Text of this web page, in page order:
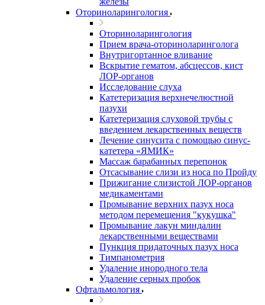
Оториноларингология
Оториноларингология
Прием врача-оториноларинголога
Внутригортанное вливание
Вскрытие гематом, абсцессов, кист
ЛОР-органов
Исследование слуха
Катетеризация верхнечелюстной
пазухи
Катетеризация слуховой трубы с
введением лекарственных веществ
Лечение синусита с помощью синус-
катетера «ЯМИК»
Массаж барабанных перепонок
Отсасывание слизи из носа по Пройду
Прижигание слизистой ЛОР-органов
медикаментами
Промывание верхних пазух носа
методом перемещения "кукушка"
Промывание лакун миндалин
лекарственными веществами
Пункция придаточных пазух носа
Тимпанометрия
Удаление инородного тела
Удаление серных пробок
Офтальмология